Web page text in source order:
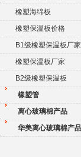
橡塑海绵板
橡塑保温板价格
B1级橡塑保温板厂家
橡塑保温板厂家
B2级橡塑保温板
橡塑管
离心玻璃棉产品
华美离心玻璃棉产品